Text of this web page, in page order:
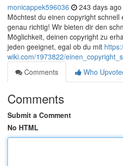
monicappek596036 243 days ago
Möchtest du einen copyright
genau richtig! Wir bieten dir den
Möglichkeit, deinen copyright zu
jeden geeignet, egal ob du mit
wiki.com/1973822/
Comments
Who
Comments
Submit a Comment
No HTML